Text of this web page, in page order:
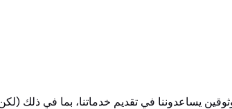
يساعدوننا في تقديم خدماتنا، بما في ذلك